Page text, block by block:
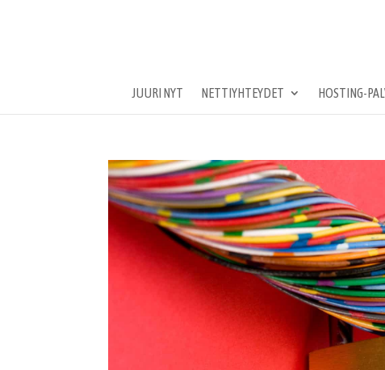
JUURI NYT NETTIYHTEYDET HOSTING-